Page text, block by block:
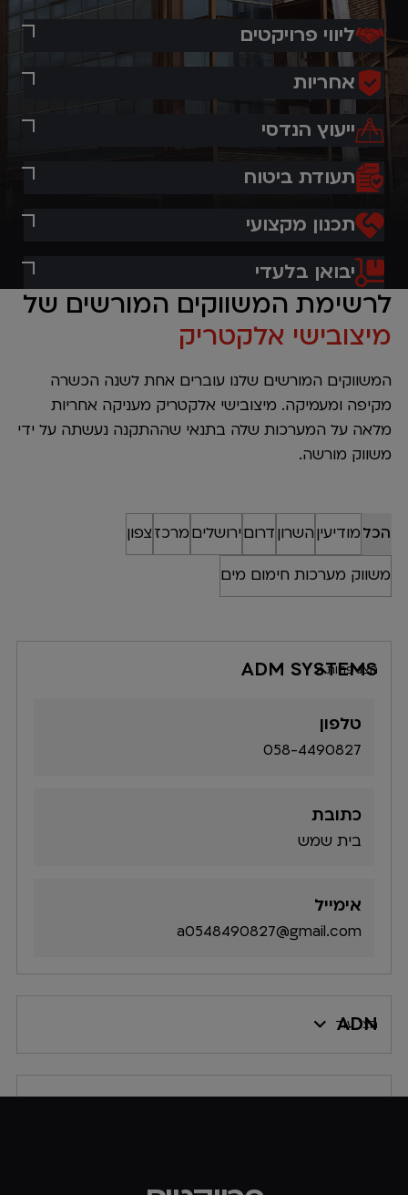
ליווי פרויקטים
אחריות
ייעוץ הנדסי
תעודת ביטוח
תכנון מקצועי
יבואן בלעדי
לרשימת המשווקים המורשים של
מיצובישי אלקטריק
המשווקים המורשים שלנו עוברים אחת לשנה הכשרה
מקיפה ומעמיקה. מיצובישי אלקטריק מעניקה אחריות
מלאה על המערכות שלה בתנאי שההתקנה נעשתה על ידי
משווק מורשה.
הכלמודיעיןהשרוןדרוםירושליםמרכזצפון
משווק מערכות חימום מים
ADM SYSTEMS
הצג פחות
טלפון
058-4490827
כתובת
בית שמש
אימייל
a0548490827@gmail.com
ADN
הצג עוד
א.ב מיזוג אויר